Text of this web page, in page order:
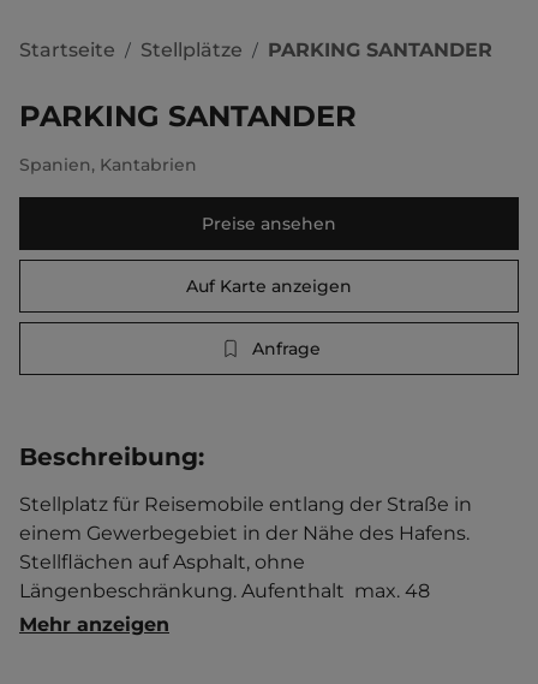
Startseite / Stellplätze / PARKING SANTANDER
PARKING SANTANDER
Spanien, Kantabrien
Preise ansehen
Auf Karte anzeigen
Anfrage
Beschreibung:
Stellplatz für Reisemobile entlang der Straße in
einem Gewerbegebiet in der Nähe des Hafens.
Stellflächen auf Asphalt, ohne
Längenbeschränkung. Aufenthalt  max. 48
Stunden.   Ortszentrum 5 km entfernt.
Mehr anzeigen